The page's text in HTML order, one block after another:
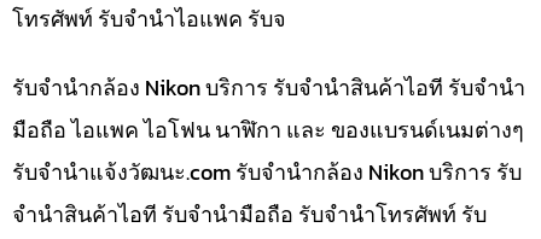
โทรศัพท์ รับจำนำไอแพค รับจ
รับจำนำกล้อง Nikon บริการ รับจำนำสินค้าไอที รับจำนำ
มือถือ ไอแพค ไอโฟน นาฬิกา และ ของแบรนด์เนมต่างๆ
รับจํานําแจ้งวัฒนะ.com รับจำนำกล้อง Nikon บริการ รับ
จำนำสินค้าไอที รับจำนำมือถือ รับจำนำโทรศัพท์ รับ